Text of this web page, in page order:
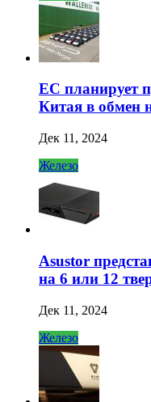
ЕС планирует
Китая в обмен
Дек 11, 2024
Железо
Asustor
на 6 или 12
Дек 11, 2024
Железо